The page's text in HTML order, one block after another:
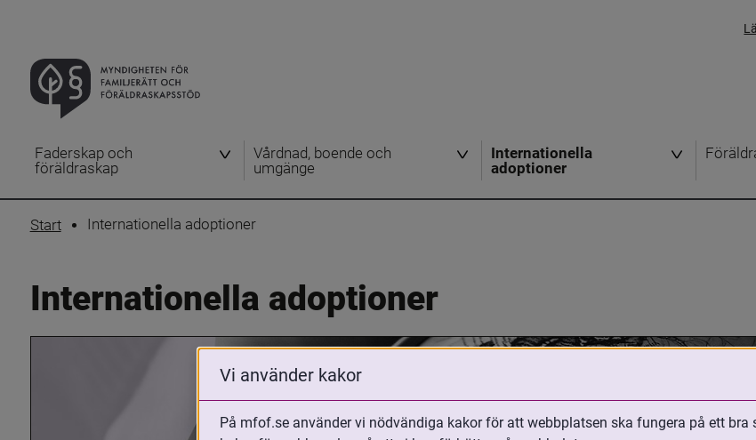
Faderskap och
föräldraskap
Vårdnad, boende och
umgänge
Internationella
adoptioner
Start Internationella adoptioner
Internationella adoptioner
Vi använder kakor
På mfof.se använder vi nödvändiga kakor för att webbplatsen ska fungera på ett bra